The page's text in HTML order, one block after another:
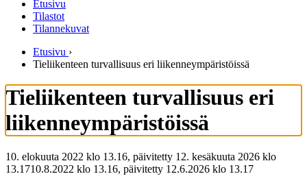
Etusivu
Tilastot
Tilannekuvat
Etusivu ›
Tieliikenteen turvallisuus eri liikenneympäristöissä
Tieliikenteen turvallisuus eri
liikenneympäristöissä
10. elokuuta 2022 klo 13.16, päivitetty 12. kesäkuuta 2026 klo
13.1710.8.2022 klo 13.16, päivitetty 12.6.2026 klo 13.17